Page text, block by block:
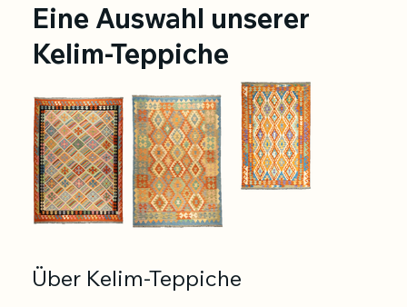
Über Kelim-Teppiche
Eine Auswahl unserer
Kelim-Teppiche